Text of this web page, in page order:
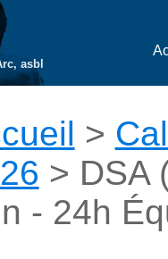
asbl
>
> DSA
- 24h